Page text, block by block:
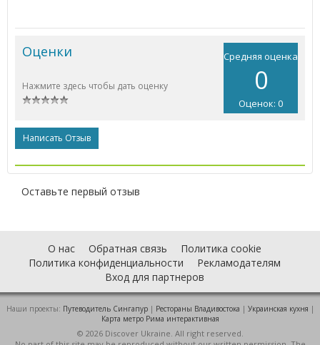
Средняя оценка
0
Оценок: 0
Оценки
Нажмите здесь чтобы дать оценку
Написать Отзыв
Оставьте первый отзыв
О нас Обратная связь
Политика cookie
Политика конфиденциальности
Рекламодателям
Вход для партнеров
Наши проекты: Путеводитель Сингапур| Рестораны Владивостока | Украинская кухня |
Карта метро Рима интерактивная
© 2026 Discover Ukraine. All right reserved.